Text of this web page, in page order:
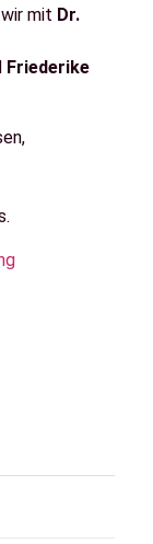
mit Dr.
Friederike